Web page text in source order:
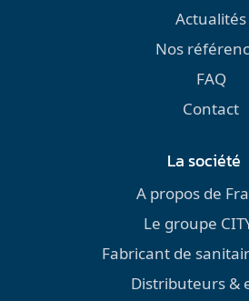
Actualités
Nos
FAQ
Contact
La société
A propos de
Le groupe
Fabricant de
Distributeurs &